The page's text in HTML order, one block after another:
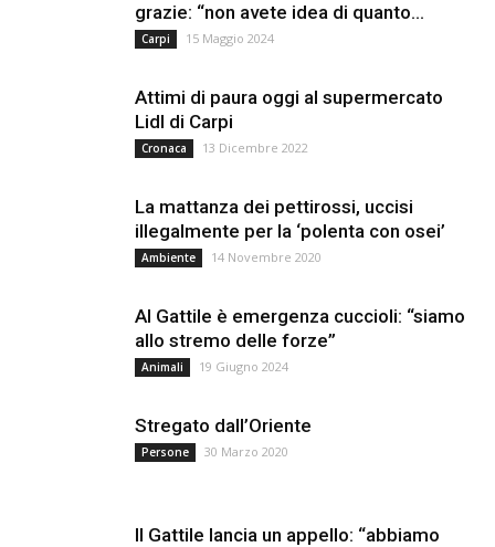
grazie: “non avete idea di quanto...
Carpi 15 Maggio 2024
Attimi di paura oggi al supermercato
Lidl di Carpi
Cronaca 13 Dicembre 2022
La mattanza dei pettirossi, uccisi
illegalmente per la ‘polenta con osei’
Ambiente 14 Novembre 2020
Al Gattile è emergenza cuccioli: “siamo
allo stremo delle forze”
Animali 19 Giugno 2024
Stregato dall’Oriente
Persone 30 Marzo 2020
Il Gattile lancia un appello: “abbiamo